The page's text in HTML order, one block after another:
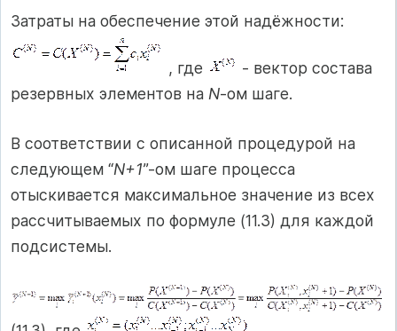
Затраты на обеспечение этой надёжности:
, где
- вектор состава
резервных элементов на N-ом шаге.
В соответствии с описанной процедурой на
следующем “N+1”-ом шаге процесса
отыскивается максимальное значение из всех
рассчитываемых по формуле (11.3) для каждой
подсистемы.